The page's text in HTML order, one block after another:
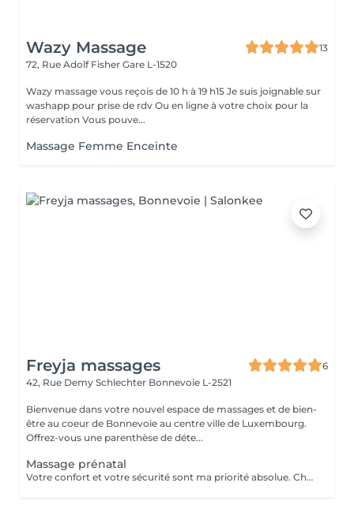
Wazy Massage
13
72, Rue Adolf Fisher Gare L-1520
Wazy massage vous reçois de 10 h à 19 h15 Je suis joignable sur
washapp pour prise de rdv Ou en ligne à votre choix pour la
réservation Vous pouve...
Massage Femme Enceinte
Freyja massages
6
42, Rue Demy Schlechter Bonnevoie L-2521
Bienvenue dans votre nouvel espace de massages et de bien-
être au coeur de Bonnevoie au centre ville de Luxembourg.
Offrez-vous une parenthèse de déte...
Massage prénatal
Votre confort et votre sécurité sont ma priorité absolue. Chaque séance est adaptée à votre trimestre, à vos zones de tension, à ce que vous traversez ce jour-là. Vous êtes accueillie dans un espace chaleureux, calme, entièrement dédié à votre bien-être. Le massage prénatal est pratiqué en position confortable, avec des huiles douces et naturelles, dès le deuxième trimestre de grossesse. Ensemble nous pourrons soulager les douleurs du dos, des hanches et des jambes, réduire les tensions et le stress du quotidien, diminuer les dèmes et favoriser la circulation sanguine, favoriser un sommeil plus profond et réparateur.